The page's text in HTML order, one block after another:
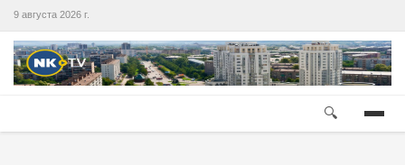
9 августа 2026 г.
🔍